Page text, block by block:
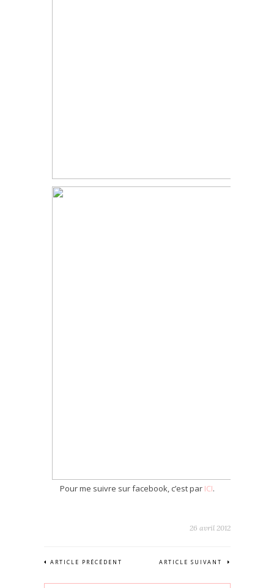
Pour me suivre sur facebook, c’est parICI.
26 avril 2012
ARTICLE PRÉCÉDENT ARTICLE SUIVANT